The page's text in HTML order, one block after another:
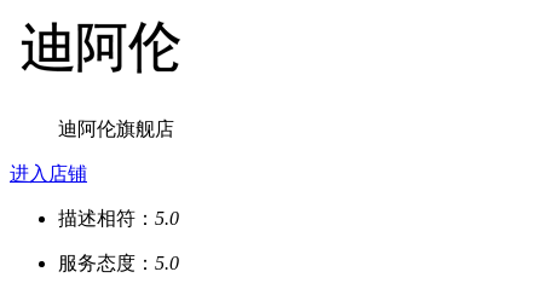
迪阿伦旗舰店
进入店铺
描述相符： 5.0
服务态度： 5.0